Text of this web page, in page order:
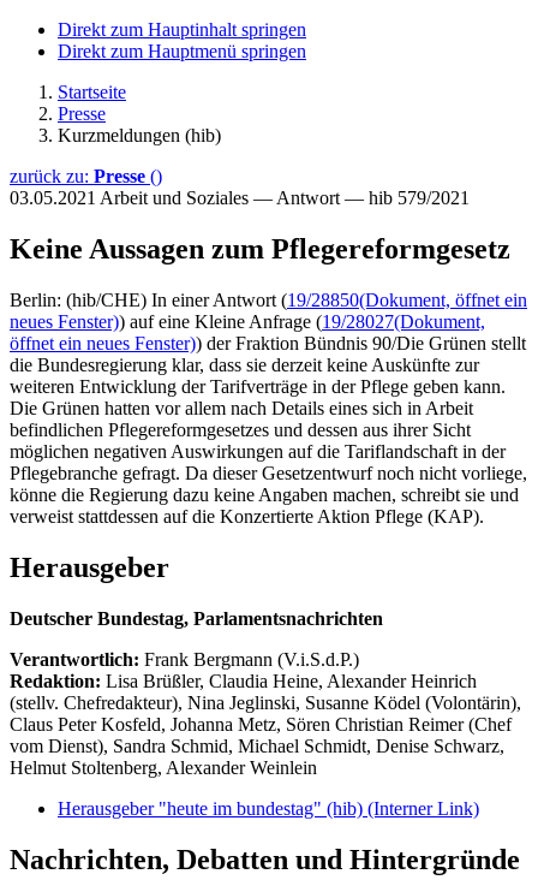
Direkt zum Hauptinhalt springen
Direkt zum Hauptmenü springen
Startseite
Presse
Kurzmeldungen (hib)
zurück zu: Presse ()
03.05.2021 Arbeit und Soziales — Antwort — hib 579/2021
Keine Aussagen zum Pflegereformgesetz
Berlin: (hib/CHE) In einer Antwort (19/28850(Dokument, öffnet ein
neues Fenster)) auf eine Kleine Anfrage (19/28027(Dokument,
öffnet ein neues Fenster)) der Fraktion Bündnis 90/Die Grünen stellt
die Bundesregierung klar, dass sie derzeit keine Auskünfte zur
weiteren Entwicklung der Tarifverträge in der Pflege geben kann.
Die Grünen hatten vor allem nach Details eines sich in Arbeit
befindlichen Pflegereformgesetzes und dessen aus ihrer Sicht
möglichen negativen Auswirkungen auf die Tariflandschaft in der
Pflegebranche gefragt. Da dieser Gesetzentwurf noch nicht vorliege,
könne die Regierung dazu keine Angaben machen, schreibt sie und
verweist stattdessen auf die Konzertierte Aktion Pflege (KAP).
Herausgeber
Deutscher Bundestag, Parlamentsnachrichten
Verantwortlich: Frank Bergmann (V.i.S.d.P.)
Redaktion: Lisa Brüßler, Claudia Heine, Alexander Heinrich
(stellv. Chefredakteur), Nina Jeglinski, Susanne Ködel (Volontärin),
Claus Peter Kosfeld, Johanna Metz, Sören Christian Reimer (Chef
vom Dienst), Sandra Schmid, Michael Schmidt, Denise Schwarz,
Helmut Stoltenberg, Alexander Weinlein
Herausgeber "heute im bundestag" (hib) (Interner Link)
Nachrichten, Debatten und Hintergründe